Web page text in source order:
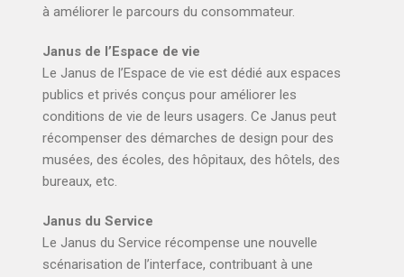
à améliorer le parcours du consommateur.
Janus de l’Espace de vie
Le Janus de l’Espace de vie est dédié aux espaces
publics et privés conçus pour améliorer les
conditions de vie de leurs usagers. Ce Janus peut
récompenser des démarches de design pour des
musées, des écoles, des hôpitaux, des hôtels, des
bureaux, etc.
Janus du Service
Le Janus du Service récompense une nouvelle
scénarisation de l’interface, contribuant à une